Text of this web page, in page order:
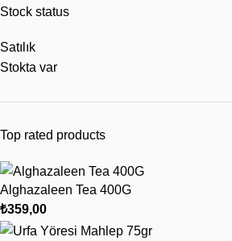
Stock status
Satılık
Stokta var
Top rated products
Alghazaleen Tea 400G
₺359,00